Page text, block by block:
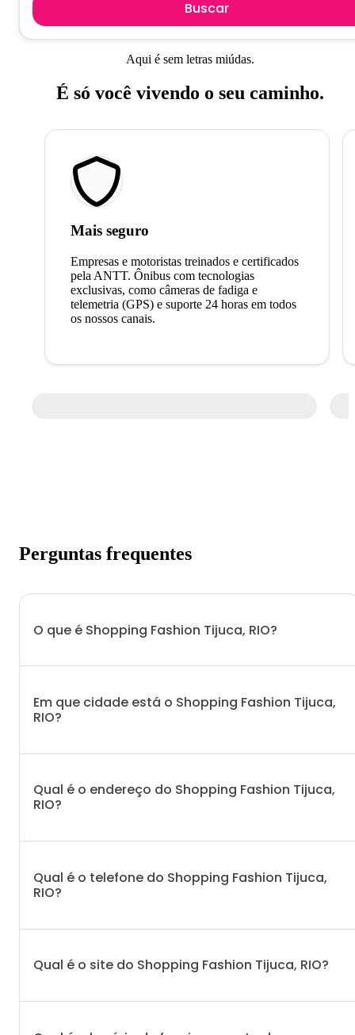
Buscar
Aqui é sem letras miúdas.
É só você vivendo o seu caminho.
Mais seguro
Empresas e motoristas treinados e certificados
pela ANTT. Ônibus com tecnologias
exclusivas, como câmeras de fadiga e
telemetria (GPS) e suporte 24 horas em todos
os nossos canais.
Perguntas frequentes
O que é Shopping Fashion Tijuca, RIO?
Em que cidade está o Shopping Fashion Tijuca,
RIO?
Qual é o endereço do Shopping Fashion Tijuca,
RIO?
Qual é o telefone do Shopping Fashion Tijuca,
RIO?
Qual é o site do Shopping Fashion Tijuca, RIO?